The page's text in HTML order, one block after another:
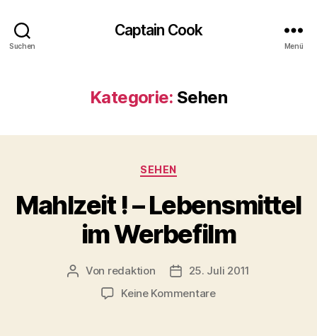
Suchen
Captain Cook
Menü
Kategorie: Sehen
Kategorien
SEHEN
Mahlzeit ! – Lebensmittel
im Werbefilm
Beitragsautor
Von redaktion Veröffentlichungsdatum
25. Juli 2011
Keine Kommentarezu